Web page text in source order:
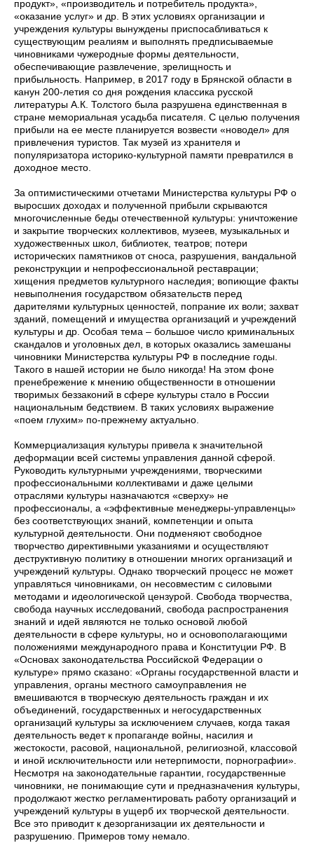
продукт», «производитель и потребитель продукта»,
«оказание услуг» и др. В этих условиях организации и
учреждения культуры вынуждены приспосабливаться к
существующим реалиям и выполнять предписываемые
чиновниками чужеродные формы деятельности,
обеспечивающие развлечение, зрелищность и
прибыльность. Например, в 2017 году в Брянской области в
канун 200-летия со дня рождения классика русской
литературы А.К. Толстого была разрушена единственная в
стране мемориальная усадьба писателя. С целью получения
прибыли на ее месте планируется возвести «новодел» для
привлечения туристов. Так музей из хранителя и
популяризатора историко-культурной памяти превратился в
доходное место.
За оптимистическими отчетами Министерства культуры РФ о
выросших доходах и полученной прибыли скрываются
многочисленные беды отечественной культуры: уничтожение
и закрытие творческих коллективов, музеев, музыкальных и
художественных школ, библиотек, театров; потери
исторических памятников от сноса, разрушения, вандальной
реконструкции и непрофессиональной реставрации;
хищения предметов культурного наследия; вопиющие факты
невыполнения государством обязательств перед
дарителями культурных ценностей, попрание их воли; захват
зданий, помещений и имущества организаций и учреждений
культуры и др. Особая тема – большое число криминальных
скандалов и уголовных дел, в которых оказались замешаны
чиновники Министерства культуры РФ в последние годы.
Такого в нашей истории не было никогда! На этом фоне
пренебрежение к мнению общественности в отношении
творимых беззаконий в сфере культуры стало в России
национальным бедствием. В таких условиях выражение
«поем глухим» по-прежнему актуально.
Коммерциализация культуры привела к значительной
деформации всей системы управления данной сферой.
Руководить культурными учреждениями, творческими
профессиональными коллективами и даже целыми
отраслями культуры назначаются «сверху» не
профессионалы, а «эффективные менеджеры-управленцы»
без соответствующих знаний, компетенции и опыта
культурной деятельности. Они подменяют свободное
творчество директивными указаниями и осуществляют
деструктивную политику в отношении многих организаций и
учреждений культуры. Однако творческий процесс не может
управляться чиновниками, он несовместим с силовыми
методами и идеологической цензурой. Свобода творчества,
свобода научных исследований, свобода распространения
знаний и идей являются не только основой любой
деятельности в сфере культуры, но и основополагающими
положениями международного права и Конституции РФ. В
«Основах законодательства Российской Федерации о
культуре» прямо сказано: «Органы государственной власти и
управления, органы местного самоуправления не
вмешиваются в творческую деятельность граждан и их
объединений, государственных и негосударственных
организаций культуры за исключением случаев, когда такая
деятельность ведет к пропаганде войны, насилия и
жестокости, расовой, национальной, религиозной, классовой
и иной исключительности или нетерпимости, порнографии».
Несмотря на законодательные гарантии, государственные
чиновники, не понимающие сути и предназначения культуры,
продолжают жестко регламентировать работу организаций и
учреждений культуры в ущерб их творческой деятельности.
Все это приводит к дезорганизации их деятельности и
разрушению. Примеров тому немало.